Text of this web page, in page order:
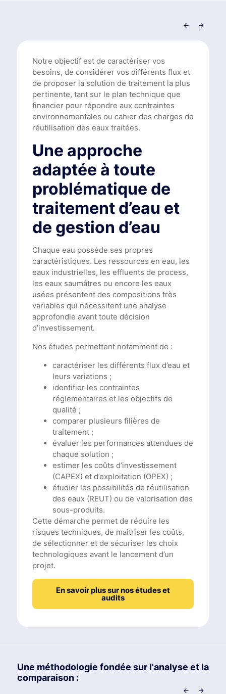
Notre objectif est de caractériser vos
besoins, de considérer vos différents flux et
de proposer la solution de traitement la plus
pertinente, tant sur le plan technique que
financier pour répondre aux contraintes
environnementales ou cahier des charges de
réutilisation des eaux traitées.
Une approche
adaptée à toute
problématique de
traitement d’eau et
de gestion d’eau
Chaque eau possède ses propres
caractéristiques. Les ressources en eau, les
eaux industrielles, les effluents de process,
les eaux saumâtres ou encore les eaux
usées présentent des compositions très
variables qui nécessitent une analyse
approfondie avant toute décision
d’investissement.
Nos études permettent notamment de :
caractériser les différents flux d’eau et
leurs variations ;
identifier les contraintes
réglementaires et les objectifs de
qualité ;
comparer plusieurs filières de
traitement ;
évaluer les performances attendues de
chaque solution ;
estimer les coûts d’investissement
(CAPEX) et d’exploitation (OPEX) ;
étudier les possibilités de réutilisation
des eaux (REUT) ou de valorisation des
sous-produits.
Cette démarche permet de réduire les
risques techniques, de maîtriser les coûts,
de sélectionner et de sécuriser les choix
technologiques avant le lancement d’un
projet.
En savoir plus sur nos études et
audits
Une méthodologie fondée sur l'analyse et la
comparaison :